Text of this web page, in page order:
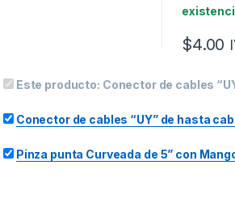
$4.00
Este producto: Conector de cables
Conector de cables “UY” de hasta
Pinza punta Curveada de 5” con